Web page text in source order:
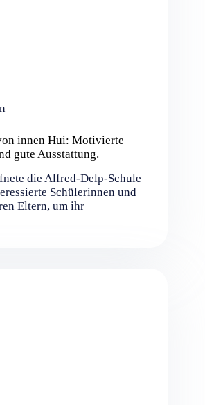
innen Hui: Motivierte
gute Ausstattung.
die Alfred-Delp-Schule
Schülerinnen und
Eltern, um ihr